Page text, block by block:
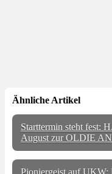
Ähnliche Artikel
Starttermin steht fest:
August zur OLDIE